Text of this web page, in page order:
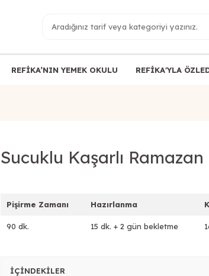
REFİKA’NIN YEMEK OKULU REFİKA'YLA
Sucuklu Kaşarlı
Pişirme Zamanı Hazırlanma
90 dk. 15 dk. + 2 gün bekletme
İÇİNDEKİLER